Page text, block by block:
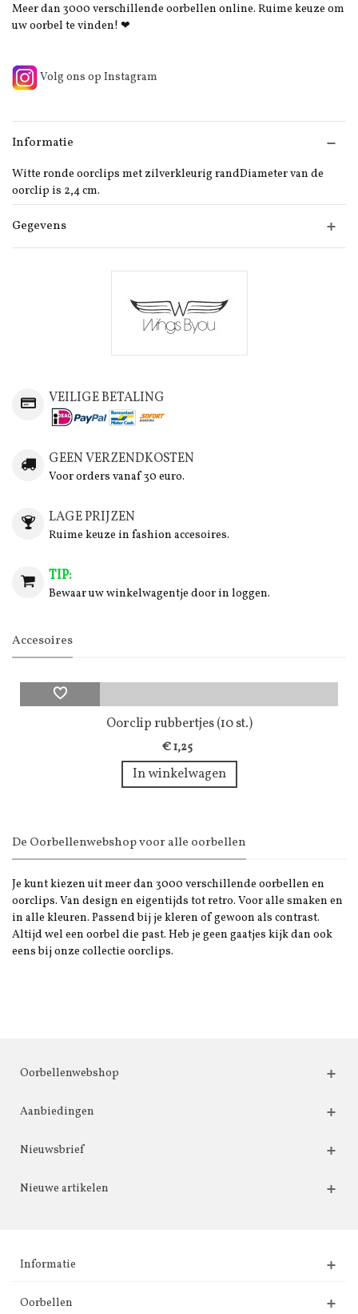
Meer dan 3000 verschillende oorbellen online. Ruime keuze om
uw oorbel te vinden! ❤
Volg ons op Instagram
Informatie
Witte ronde oorclips met zilverkleurig randDiameter van de
oorclip is 2,4 cm.
Gegevens
VEILIGE BETALING
GEEN VERZENDKOSTEN
Voor orders vanaf 30 euro.
LAGE PRIJZEN
Ruime keuze in fashion accesoires.
TIP:
Bewaar uw winkelwagentje door in loggen.
Accesoires
Oorclip rubbertjes (10 st.)
€ 1,25
In winkelwagen
De Oorbellenwebshop voor alle oorbellen
Je kunt kiezen uit meer dan 3000 verschillende oorbellen en
oorclips. Van design en eigentijds tot retro. Voor alle smaken en
in alle kleuren. Passend bij je kleren of gewoon als contrast.
Altijd wel een oorbel die past. Heb je geen gaatjes kijk dan ook
eens bij onze collectie oorclips.
Oorbellenwebshop
Aanbiedingen
Nieuwsbrief
Nieuwe artikelen
Informatie
Oorbellen